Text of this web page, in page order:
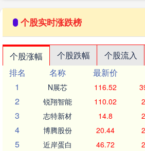
个股实时涨跌榜
个股涨幅 个股跌幅 个股流入
排名
名称 最新价
1
N展芯 116.52
2 锐翔智能 110.02
3 志特新材 14.8
4 博腾股份 20.44
5 近岸蛋白 46.72